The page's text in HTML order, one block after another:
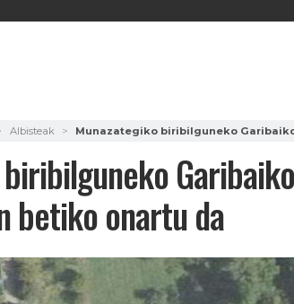
Albisteak Munazategiko biribilguneko
betiko onartu da